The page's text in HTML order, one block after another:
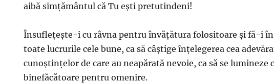
aibă simţământul că Tu eşti pretutindeni!
Însufleţeşte-i cu râvna pentru învăţătura folositoare şi fă-i în
toate lucrurile cele bune, ca să câştige înţelegerea cea
cunoştinţelor de care au neapărată nevoie, ca să se lumineze
binefăcătoare pentru omenire.